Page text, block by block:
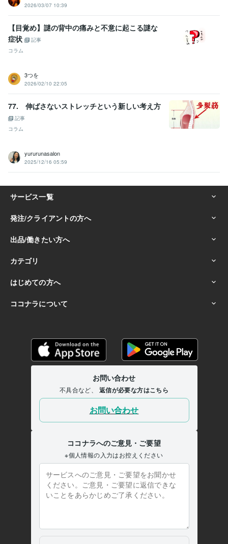
英語 日常会話レベル
2026/03/07 10:39
【目覚め】謎の背中の痛みと不意に起こる謎な
症状
記事
コラム
3つを
2026/02/10 22:05
77. 伸ばさないストレッチという新しい考え方
記事
コラム
yururunasalon
2025/12/16 05:59